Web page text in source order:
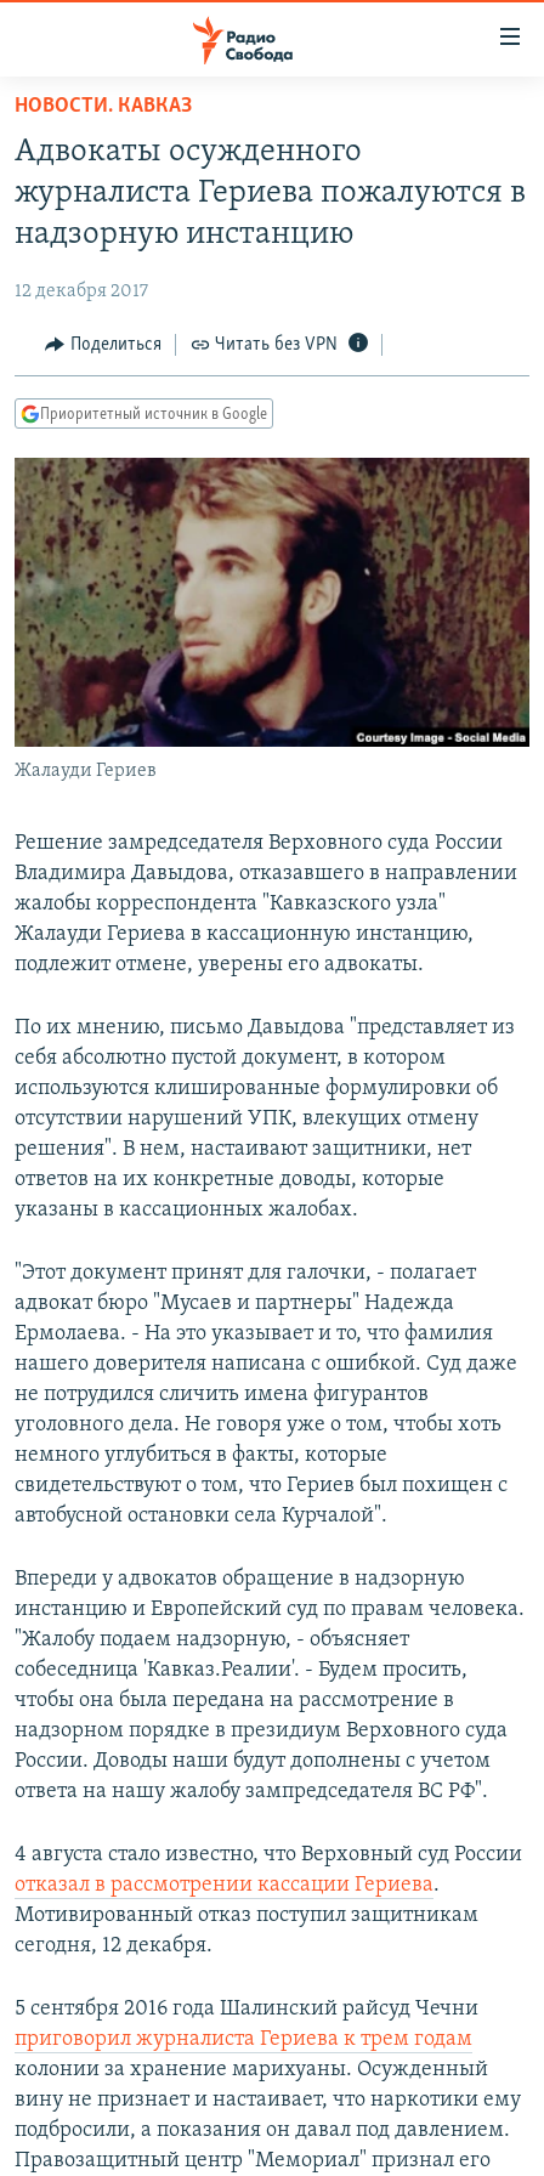
упрощенного
доступа
основному
Вернутся
Вернутся
поиску
ПОДКАСТЫ
АВТОРСКИЕ ПРОЕКТЫ
МНЕНИЯ
КУЛЬТУРА
КАВКАЗ.РЕАЛИИ
СЕВЕР.РЕАЛИИ
СИБИРЬ.РЕАЛИИ
РАСПИСАНИЕ ВЕЩАНИЯ
ПОДПИШИТЕСЬ НА РАССЫЛКУ
СОЦИАЛЬНЫЕ СЕТИ
Все сайты РСЕ/РС
НОВОСТИ. КАВКАЗ
Адвокаты осужденного
журналиста Гериева пожалуются в
надзорную инстанцию
12 декабря 2017
Поделиться Читать без VPN
Приоритетный источник в Google
Жалауди Гериев
Решение замредседателя Верховного суда России
Владимира Давыдова, отказавшего в направлении
жалобы корреспондента "Кавказского узла"
Жалауди Гериева в кассационную инстанцию,
подлежит отмене, уверены его адвокаты.
По их мнению, письмо Давыдова "представляет из
себя абсолютно пустой документ, в котором
используются клишированные формулировки об
отсутствии нарушений УПК, влекущих отмену
решения". В нем, настаивают защитники, нет
ответов на их конкретные доводы, которые
указаны в кассационных жалобах.
"Этот документ принят для галочки, - полагает
адвокат бюро "Мусаев и партнеры" Надежда
Ермолаева. - На это указывает и то, что фамилия
нашего доверителя написана с ошибкой. Суд даже
не потрудился сличить имена фигурантов
уголовного дела. Не говоря уже о том, чтобы хоть
немного углубиться в факты, которые
свидетельствуют о том, что Гериев был похищен с
автобусной остановки села Курчалой".
Впереди у адвокатов обращение в надзорную
инстанцию и Европейский суд по правам человека.
"Жалобу подаем надзорную, - объясняет
собеседница 'Кавказ.Реалии'. - Будем просить,
чтобы она была передана на рассмотрение в
надзорном порядке в президиум Верховного суда
России. Доводы наши будут дополнены с учетом
ответа на нашу жалобу зампредседателя ВС РФ".
4 августа стало известно, что Верховный суд России
отказал в рассмотрении кассации Гериева.
Мотивированный отказ поступил защитникам
сегодня, 12 декабря.
5 сентября 2016 года Шалинский райсуд Чечни
приговорил журналиста Гериева к трем годам
колонии за хранение марихуаны. Осужденный
вину не признает и настаивает, что наркотики ему
подбросили, а показания он давал под давлением.
Правозащитный центр "Мемориал" признал его